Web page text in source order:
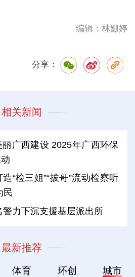
编辑：林姗婷
分享：
相关新闻
广西建设 2025年广西环保
“检三姐”“拔哥”流动检察听
民
警力下沉支援基层派出所
最新推荐
体育 环创 城市